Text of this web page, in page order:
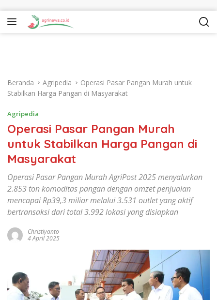
Beranda Agripedia
Operasi Pasar Pangan Murah untuk
Stabilkan Harga Pangan di Masyarakat
Agripedia
Operasi Pasar Pangan Murah
untuk Stabilkan Harga Pangan di
Masyarakat
Operasi Pasar Pangan Murah AgriPost 2025 menyalurkan
2.853 ton komoditas pangan dengan omzet penjualan
mencapai Rp39,3 miliar melalui 3.531 outlet yang aktif
bertransaksi dari total 3.992 lokasi yang disiapkan
Christiyanto
4 April 2025